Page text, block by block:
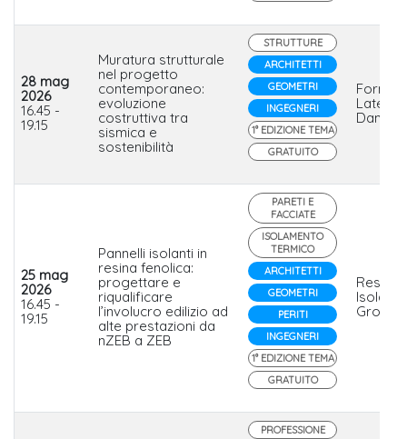
28 mag
2026
16.45 -
19.15
Muratura strutturale
nel progetto
contemporaneo:
evoluzione
costruttiva tra
sismica e
sostenibilità
STRUTTURE
ARCHITETTI
GEOMETRI
INGEGNERI
1° EDIZIONE TEMA
GRATUITO
Fornaci
Laterizi
Danesi
25 mag
2026
16.45 -
19.15
Pannelli isolanti in
resina fenolica:
progettare e
riqualificare
l’involucro edilizio ad
alte prestazioni da
nZEB a ZEB
PARETI E
FACCIATE
ISOLAMENTO
TERMICO
ARCHITETTI
GEOMETRI
PERITI
INGEGNERI
1° EDIZIONE TEMA
GRATUITO
Resine
Isolanti
Group
PROFESSIONE